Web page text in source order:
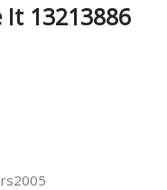
It 13213886